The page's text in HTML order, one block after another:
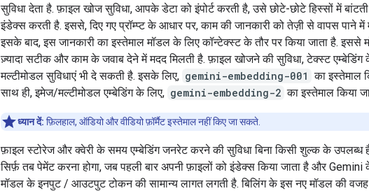
सुविधा देता है. फ़ाइल खोज सुविधा, आपके डेटा को इंपोर्ट करती है, उसे छोटे-छोटे हिस्सों में
इंडेक्स करती है. इससे, दिए गए प्रॉम्प्ट के आधार पर, काम की जानकारी को तेज़ी से वापस पाने में
इसके बाद, इस जानकारी का इस्तेमाल मॉडल के लिए कॉन्टेक्स्ट के तौर पर किया जाता है. इससे
ज़्यादा सटीक और काम के जवाब देने में मदद मिलती है. फ़ाइल खोजने की सुविधा, टेक्स्ट
मल्टीमोडल सुविधाएं भी दे सकती है. इसके लिए, gemini-embedding-001 का इस्तेमाल
साथ ही, इमेज/मल्टीमोडल एम्बेडिंग के लिए, gemini-embedding-2 का इस्तेमाल किया
ध्यान दें: फ़िलहाल, ऑडियो और वीडियो फ़ॉर्मैट इस्तेमाल नहीं किए जा सकते.
फ़ाइल स्टोरेज और क्वेरी के समय एम्बेडिंग जनरेट करने की सुविधा बिना किसी शुल्क के उपलब्ध
सिर्फ़ तब पेमेंट करना होगा, जब पहली बार अपनी फ़ाइलों को इंडेक्स किया जाता है और Gemini
मॉडल के इनपुट / आउटपुट टोकन की सामान्य लागत लगती है. बिलिंग के इस नए मॉडल की